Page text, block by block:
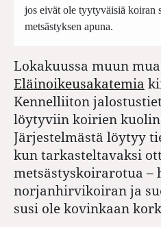
jos eivät ole tyytyväisiä koiran
metsästyksen apuna.
Lokakuussa muun
Eläinoikeusakatemia
Kennelliiton
löytyviin koirien
Järjestelmästä löytyy
kun tarkasteltavaksi
metsästyskoirarotua –
norjanhirvikoiran ja
susi ole kovinkaan